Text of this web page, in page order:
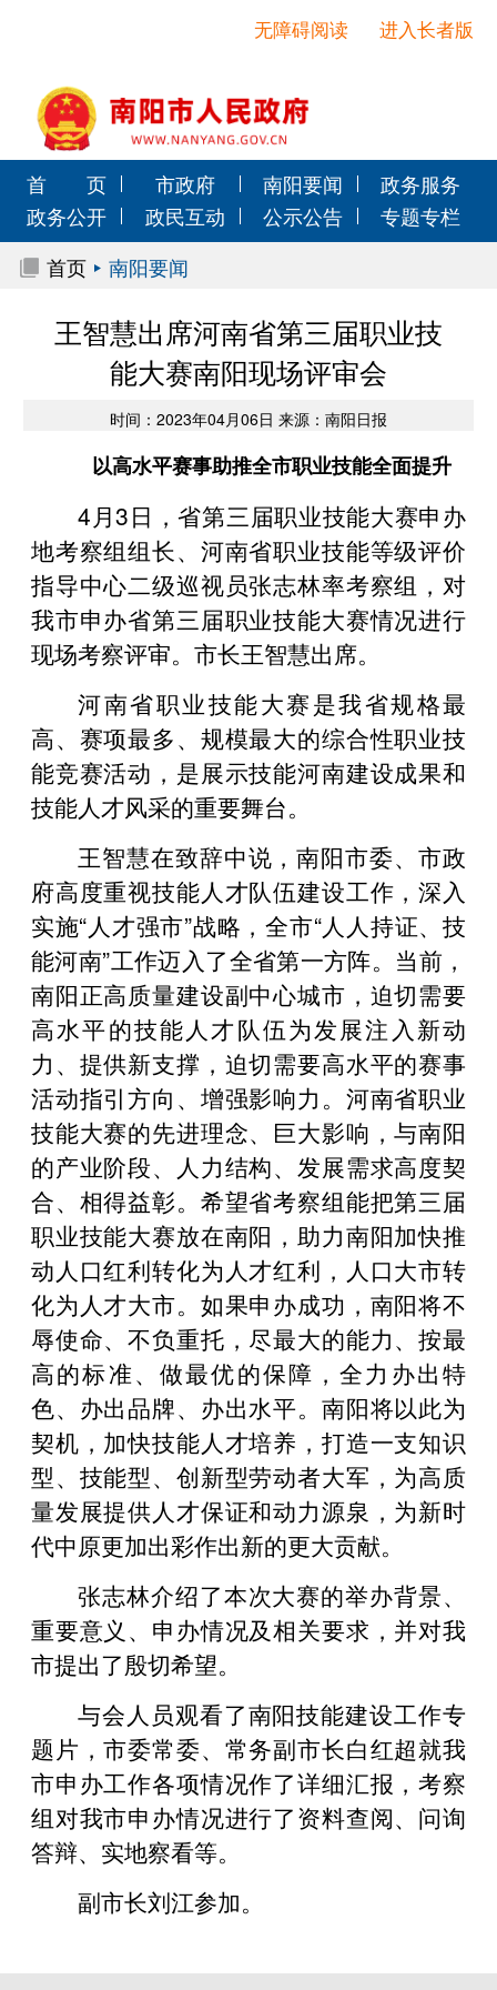
进入长者版
无障碍阅读
首 页 市政府 南阳要闻
政务服务
政务公开
政民互动 公示公告
专题专栏
首页
南阳要闻
王智慧出席河南省第三届职业技
能大赛南阳现场评审会
时间：2023年04月06日 来源：南阳日报
以高水平赛事助推全市职业技能全面提升
4月3日，省第三届职业技能大赛申办
地考察组组长、河南省职业技能等级评价
指导中心二级巡视员张志林率考察组，对
我市申办省第三届职业技能大赛情况进行
现场考察评审。市长王智慧出席。
河南省职业技能大赛是我省规格最
高、赛项最多、规模最大的综合性职业技
能竞赛活动，是展示技能河南建设成果和
技能人才风采的重要舞台。
王智慧在致辞中说，南阳市委、市政
府高度重视技能人才队伍建设工作，深入
实施“人才强市”战略，全市“人人持证、技
能河南”工作迈入了全省第一方阵。当前，
南阳正高质量建设副中心城市，迫切需要
高水平的技能人才队伍为发展注入新动
力、提供新支撑，迫切需要高水平的赛事
活动指引方向、增强影响力。河南省职业
技能大赛的先进理念、巨大影响，与南阳
的产业阶段、人力结构、发展需求高度契
合、相得益彰。希望省考察组能把第三届
职业技能大赛放在南阳，助力南阳加快推
动人口红利转化为人才红利，人口大市转
化为人才大市。如果申办成功，南阳将不
辱使命、不负重托，尽最大的能力、按最
高的标准、做最优的保障，全力办出特
色、办出品牌、办出水平。南阳将以此为
契机，加快技能人才培养，打造一支知识
型、技能型、创新型劳动者大军，为高质
量发展提供人才保证和动力源泉，为新时
代中原更加出彩作出新的更大贡献。
张志林介绍了本次大赛的举办背景、
重要意义、申办情况及相关要求，并对我
市提出了殷切希望。
与会人员观看了南阳技能建设工作专
题片，市委常委、常务副市长白红超就我
市申办工作各项情况作了详细汇报，考察
组对我市申办情况进行了资料查阅、问询
答辩、实地察看等。
副市长刘江参加。